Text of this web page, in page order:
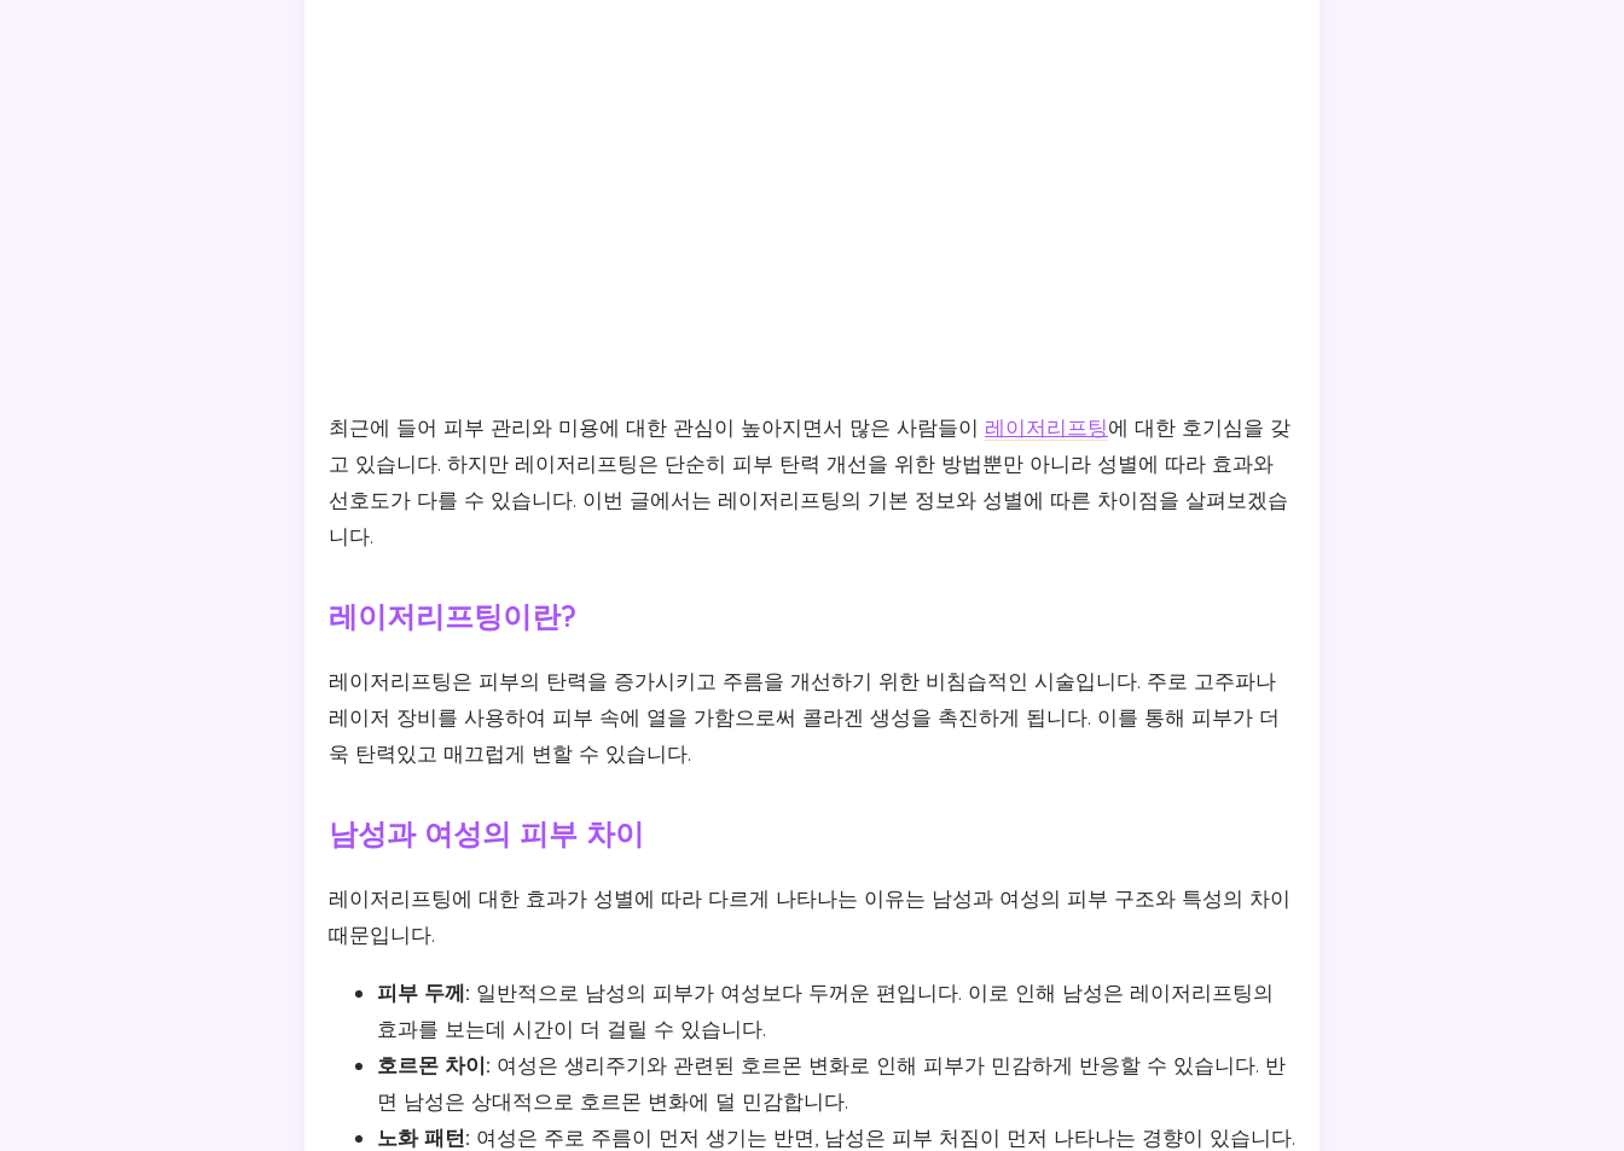
최근에 들어 피부 관리와 미용에 대한 관심이 높아지면서 많은 사람들이 레이저리프팅에 대한 호기심을 갖
고 있습니다. 하지만 레이저리프팅은 단순히 피부 탄력 개선을 위한 방법뿐만 아니라 성별에 따라 효과와
선호도가 다를 수 있습니다. 이번 글에서는 레이저리프팅의 기본 정보와 성별에 따른 차이점을 살펴보겠습
니다.
레이저리프팅이란?
레이저리프팅은 피부의 탄력을 증가시키고 주름을 개선하기 위한 비침습적인 시술입니다. 주로 고주파나
레이저 장비를 사용하여 피부 속에 열을 가함으로써 콜라겐 생성을 촉진하게 됩니다. 이를 통해 피부가 더
욱 탄력있고 매끄럽게 변할 수 있습니다.
남성과 여성의 피부 차이
레이저리프팅에 대한 효과가 성별에 따라 다르게 나타나는 이유는 남성과 여성의 피부 구조와 특성의 차이
때문입니다.
피부 두께: 일반적으로 남성의 피부가 여성보다 두꺼운 편입니다. 이로 인해 남성은 레이저리프팅의
효과를 보는데 시간이 더 걸릴 수 있습니다.
호르몬 차이: 여성은 생리주기와 관련된 호르몬 변화로 인해 피부가 민감하게 반응할 수 있습니다. 반
면 남성은 상대적으로 호르몬 변화에 덜 민감합니다.
노화 패턴: 여성은 주로 주름이 먼저 생기는 반면, 남성은 피부 처짐이 먼저 나타나는 경향이 있습니다.